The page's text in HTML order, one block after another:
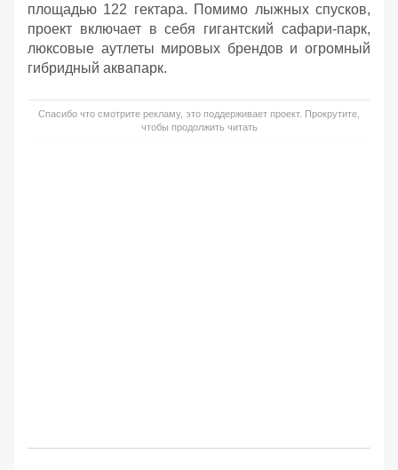
площадью 122 гектара. Помимо лыжных спусков,
проект включает в себя гигантский сафари-парк,
люксовые аутлеты мировых брендов и огромный
гибридный аквапарк.
Спасибо что смотрите рекламу, это поддерживает проект. Прокрутите,
чтобы продолжить читать